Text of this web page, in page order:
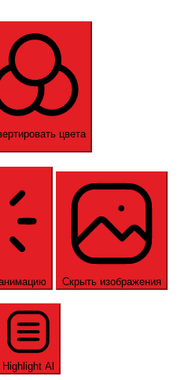
цвета
Скрыть изображения
Highlight Al